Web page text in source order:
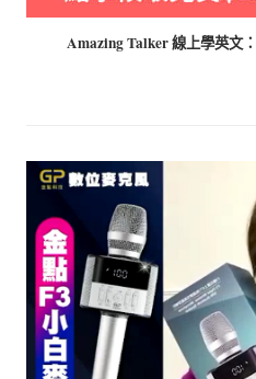
Amazing Talker 線上學英文：